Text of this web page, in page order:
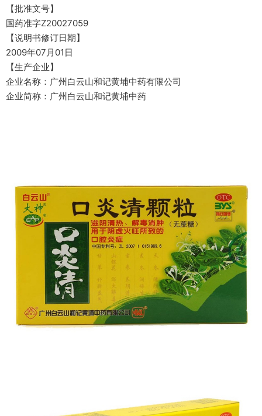
【批准文号】
国药准字Z20027059
【说明书修订日期】
2009年07月01日
【生产企业】
企业名称：广州白云山和记黄埔中药有限公司
企业简称：广州白云山和记黄埔中药